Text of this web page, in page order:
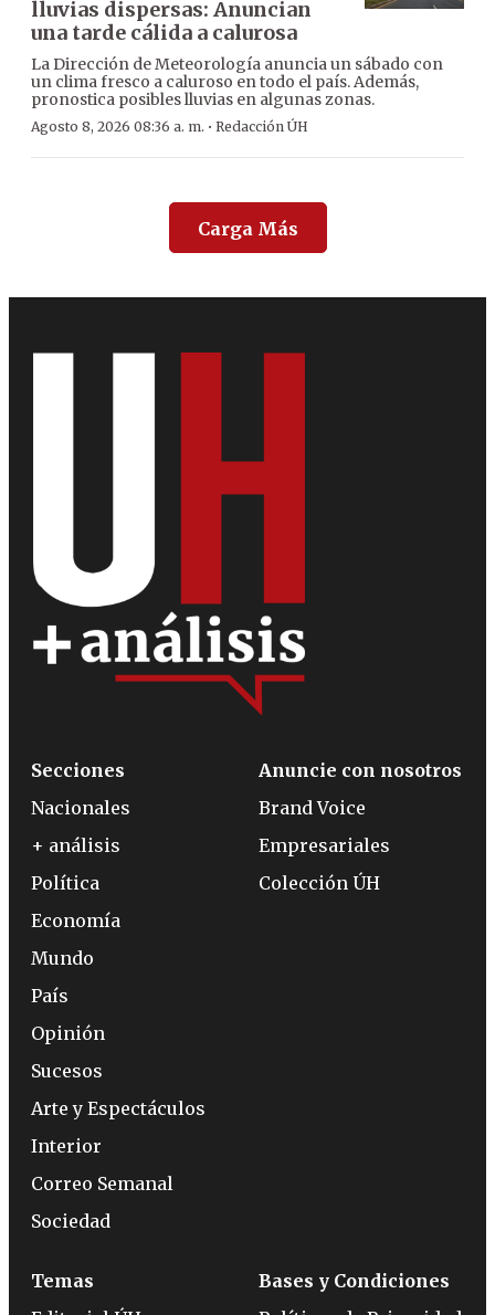
lluvias dispersas: Anuncian
una tarde cálida a calurosa
La Dirección de Meteorología anuncia un sábado con
un clima fresco a caluroso en todo el país. Además,
pronostica posibles lluvias en algunas zonas.
Agosto 8, 2026 08:36 a. m. · Redacción ÚH
Carga Más
Secciones
Nacionales
+ análisis
Política
Economía
Mundo
País
Opinión
Sucesos
Arte y Espectáculos
Interior
Correo Semanal
Sociedad
Anuncie con nosotros
Brand Voice
Empresariales
Colección ÚH
Temas
Bases y Condiciones